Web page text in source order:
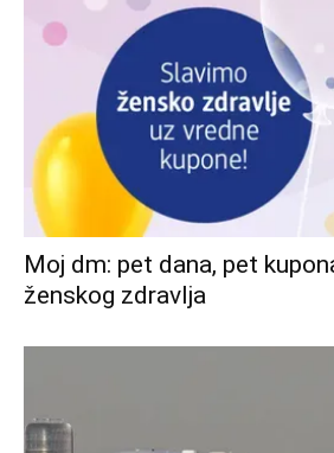
Moj dm: pet dana, pet
ženskog zdravlja